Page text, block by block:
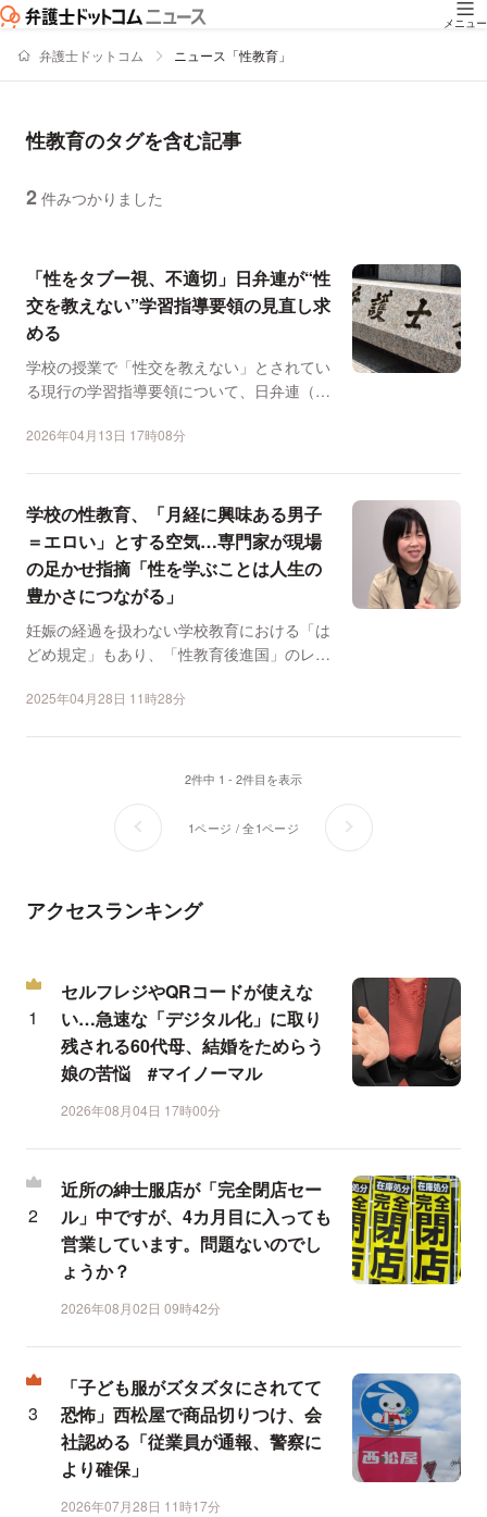
メニュー
弁護士ドットコム ニュース「性教育」
性教育のタグを含む記事
2 件みつかりました
「性をタブー視、不適切」日弁連が“性
交を教えない”学習指導要領の見直し求
める
学校の授業で「性交を教えない」とされてい
る現行の学習指導要領について、日弁連（松
2026年04月13日 17時08分
学校の性教育、「月経に興味ある男子
＝エロい」とする空気…専門家が現場
の足かせ指摘「性を学ぶことは人生の
豊かさにつながる」
妊娠の経過を扱わない学校教育における「は
どめ規定」もあり、「性教育後進国」のレッ
2025年04月28日 11時28分
2件中 1 - 2件目を表示
1ページ / 全1ページ
アクセスランキング
セルフレジやQRコードが使えな
い…急速な「デジタル化」に取り
残される60代母、結婚をためらう
娘の苦悩 #マイノーマル
2026年08月04日 17時00分
近所の紳士服店が「完全閉店セー
ル」中ですが、4カ月目に入っても
営業しています。問題ないのでし
ょうか？
2026年08月02日 09時42分
「子ども服がズタズタにされてて
恐怖」西松屋で商品切りつけ、会
社認める「従業員が通報、警察に
より確保」
2026年07月28日 11時17分